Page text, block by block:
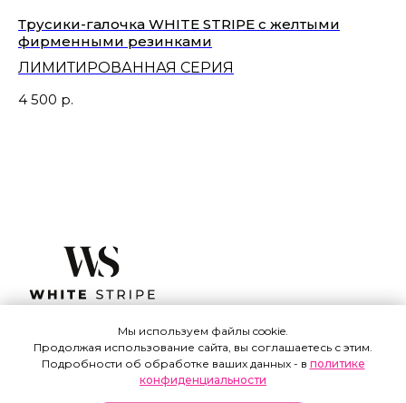
Мы используем файлы cookie.
Продолжая использование сайта, вы соглашаетесь с этим.
Подробности об обработке ваших данных - в политике
конфиденциальности
Трусики-галочка WHITE STRIPE с желтыми
фирменными резинками
ЛИМИТИРОВАННАЯ СЕРИЯ
4 500 р.
Оплата и доставка
Обмен и возврат